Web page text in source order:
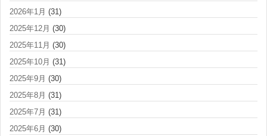
2026年1月 (31)
2025年12月 (30)
2025年11月 (30)
2025年10月 (31)
2025年9月 (30)
2025年8月 (31)
2025年7月 (31)
2025年6月 (30)